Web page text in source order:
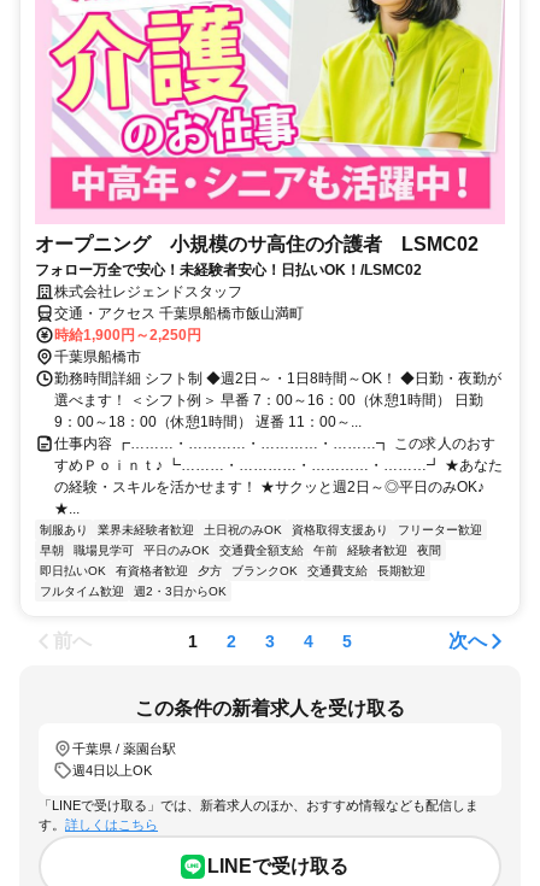
オープニング 小規模のサ高住の介護者 LSMC02
フォロー万全で安心！未経験者安心！日払いOK！/LSMC02
株式会社レジェンドスタッフ
交通・アクセス 千葉県船橋市飯山満町
時給1,900円～2,250円
千葉県船橋市
勤務時間詳細 シフト制 ◆週2日～・1日8時間～OK！ ◆日勤・夜勤が
選べます！ ＜シフト例＞ 早番 7：00～16：00（休憩1時間） 日勤
9：00～18：00（休憩1時間） 遅番 11：00～...
仕事内容 ┏………・…………・…………・………┓ この求人のおす
すめＰｏｉｎｔ♪ ┗………・…………・…………・………┛ ★あなた
の経験・スキルを活かせます！ ★サクッと週2日～◎平日のみOK♪
★...
制服あり 業界未経験者歓迎 土日祝のみOK 資格取得支援あり
フリーター歓迎
早朝
職場見学可 平日のみOK 交通費全額支給 午前 経験者歓迎
夜間
即日払いOK
有資格者歓迎 夕方 ブランクOK 交通費支給
長期歓迎
フルタイム歓迎
週2・3日からOK
前へ 1 2 3 4 5 次へ
この条件の新着求人を受け取る
千葉県 / 薬園台駅
週4日以上OK
「LINEで受け取る」では、新着求人のほか、おすすめ情報なども配信しま
す。 詳しくはこちら
LINEで受け取る